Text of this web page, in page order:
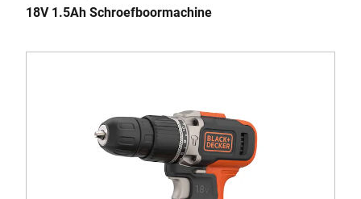
18V 1.5Ah Schroefboormachine